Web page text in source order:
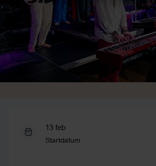
13 feb
Startdatum